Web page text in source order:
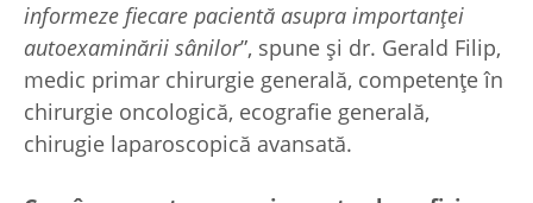
informeze fiecare pacientă asupra importanței
autoexaminării sânilor”, spune și dr. Gerald Filip,
medic primar chirurgie generală, competențe în
chirurgie oncologică, ecografie generală,
chirugie laparoscopică avansată.